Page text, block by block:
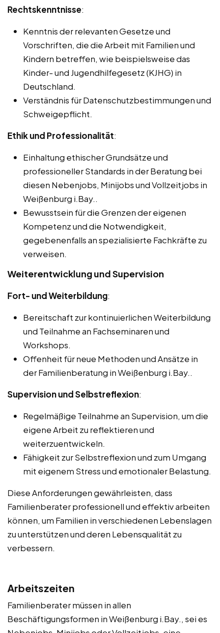
Rechtskenntnisse:
Kenntnis der relevanten Gesetze und
Vorschriften, die die Arbeit mit Familien und
Kindern betreffen, wie beispielsweise das
Kinder- und Jugendhilfegesetz (KJHG) in
Deutschland.
Verständnis für Datenschutzbestimmungen und
Schweigepflicht.
Ethik und Professionalität:
Einhaltung ethischer Grundsätze und
professioneller Standards in der Beratung bei
diesen Nebenjobs, Minijobs und Vollzeitjobs in
Weißenburg i.Bay..
Bewusstsein für die Grenzen der eigenen
Kompetenz und die Notwendigkeit,
gegebenenfalls an spezialisierte Fachkräfte zu
verweisen.
Weiterentwicklung und Supervision
Fort- und Weiterbildung:
Bereitschaft zur kontinuierlichen Weiterbildung
und Teilnahme an Fachseminaren und
Workshops.
Offenheit für neue Methoden und Ansätze in
der Familienberatung in Weißenburg i.Bay..
Supervision und Selbstreflexion:
Regelmäßige Teilnahme an Supervision, um die
eigene Arbeit zu reflektieren und
weiterzuentwickeln.
Fähigkeit zur Selbstreflexion und zum Umgang
mit eigenem Stress und emotionaler Belastung.
Diese Anforderungen gewährleisten, dass
Familienberater professionell und effektiv arbeiten
können, um Familien in verschiedenen Lebenslagen
zu unterstützen und deren Lebensqualität zu
verbessern.
Arbeitszeiten
Familienberater müssen in allen
Beschäftigungsformen in Weißenburg i.Bay., sei es